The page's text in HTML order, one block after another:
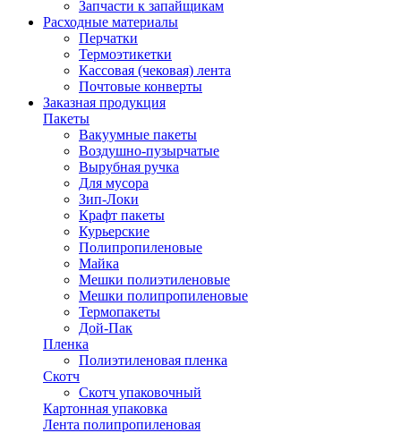
Запчасти к запайщикам
Расходные материалы
Перчатки
Термоэтикетки
Кассовая (чековая) лента
Почтовые конверты
Заказная продукция
Пакеты
Вакуумные пакеты
Воздушно-пузырчатые
Вырубная ручка
Для мусора
Зип-Локи
Крафт пакеты
Курьерские
Полипропиленовые
Майка
Мешки полиэтиленовые
Мешки полипропиленовые
Термопакеты
Дой-Пак
Пленка
Полиэтиленовая пленка
Скотч
Скотч упаковочный
Картонная упаковка
Лента полипропиленовая